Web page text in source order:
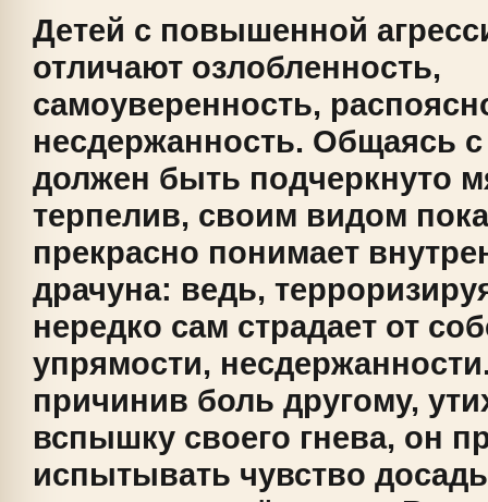
Детей с повышенной
отличают озлобленность,
самоуверенность,
несдержанность. Общаясь с
должен быть подчеркнуто
терпелив, своим видом
прекрасно понимает
драчуна: ведь,
нередко сам страдает от
упрямости,
причинив боль другому,
вспышку своего гнева, он
испытывать чувство